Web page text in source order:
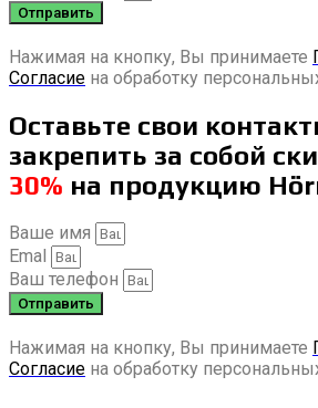
Отправить
Нажимая на кнопку, Вы принимаете
Согласие на обработку
Оставьте свои
закрепить за собой
30% на продукцию
Ваше имя
Emal
Ваш телефон
Отправить
Нажимая на кнопку, Вы принимаете
Согласие на обработку